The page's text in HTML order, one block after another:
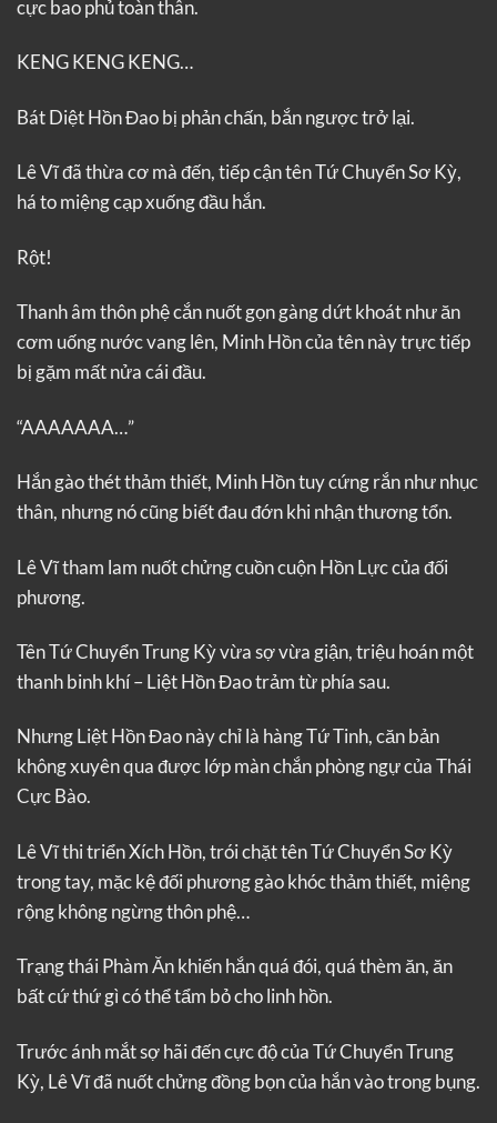
cực bao phủ toàn thân.
KENG KENG KENG…
Bát Diệt Hồn Đao bị phản chấn, bắn ngược trở lại.
Lê Vĩ đã thừa cơ mà đến, tiếp cận tên Tứ Chuyển Sơ Kỳ,
há to miệng cạp xuống đầu hắn.
Rột!
Thanh âm thôn phệ cắn nuốt gọn gàng dứt khoát như ăn
cơm uống nước vang lên, Minh Hồn của tên này trực tiếp
bị gặm mất nửa cái đầu.
“AAAAAAA…”
Hắn gào thét thảm thiết, Minh Hồn tuy cứng rắn như nhục
thân, nhưng nó cũng biết đau đớn khi nhận thương tổn.
Lê Vĩ tham lam nuốt chửng cuồn cuộn Hồn Lực của đối
phương.
Tên Tứ Chuyển Trung Kỳ vừa sợ vừa giận, triệu hoán một
thanh binh khí – Liệt Hồn Đao trảm từ phía sau.
Nhưng Liệt Hồn Đao này chỉ là hàng Tứ Tinh, căn bản
không xuyên qua được lớp màn chắn phòng ngự của Thái
Cực Bào.
Lê Vĩ thi triển Xích Hồn, trói chặt tên Tứ Chuyển Sơ Kỳ
trong tay, mặc kệ đối phương gào khóc thảm thiết, miệng
rộng không ngừng thôn phệ…
Trạng thái Phàm Ăn khiến hắn quá đói, quá thèm ăn, ăn
bất cứ thứ gì có thể tẩm bỏ cho linh hồn.
Trước ánh mắt sợ hãi đến cực độ của Tứ Chuyển Trung
Kỳ, Lê Vĩ đã nuốt chửng đồng bọn của hắn vào trong bụng.